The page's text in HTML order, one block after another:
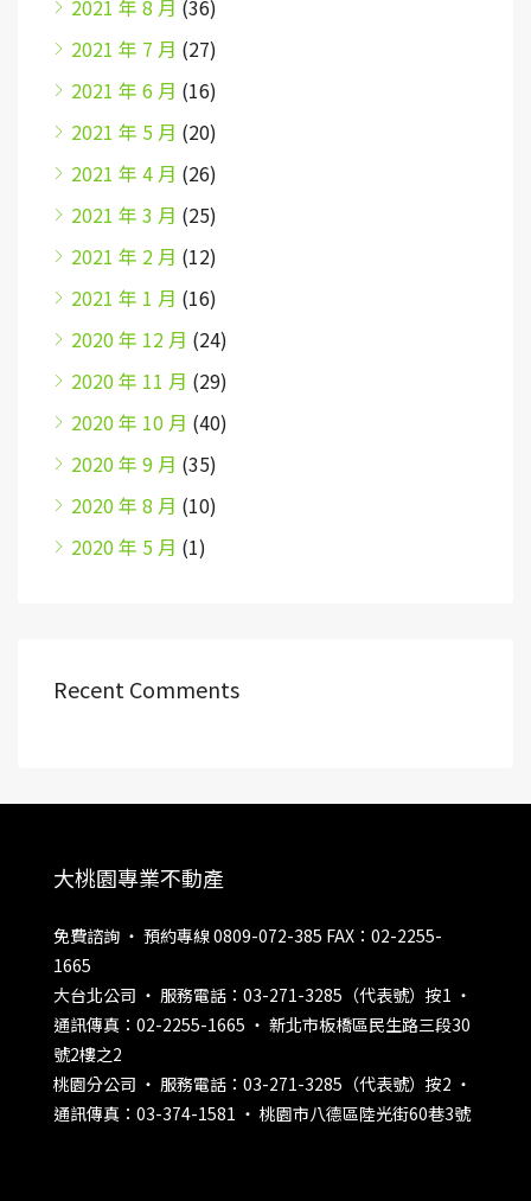
2021 年 8 月 (36)
2021 年 7 月 (27)
2021 年 6 月 (16)
2021 年 5 月 (20)
2021 年 4 月 (26)
2021 年 3 月 (25)
2021 年 2 月 (12)
2021 年 1 月 (16)
2020 年 12 月 (24)
2020 年 11 月 (29)
2020 年 10 月 (40)
2020 年 9 月 (35)
2020 年 8 月 (10)
2020 年 5 月 (1)
Recent Comments
大桃園專業不動產
免費諮詢 ‧ 預約專線 0809-072-385 FAX：02-2255-
1665
大台北公司 ‧ 服務電話：03-271-3285（代表號）按1 ‧
通訊傳真：02-2255-1665 ‧ 新北市板橋區民生路三段30
號2樓之2
桃園分公司 ‧ 服務電話：03-271-3285（代表號）按2 ‧
通訊傳真：03-374-1581 ‧ 桃園市八德區陸光街60巷3號